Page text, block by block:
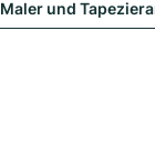
Maler und